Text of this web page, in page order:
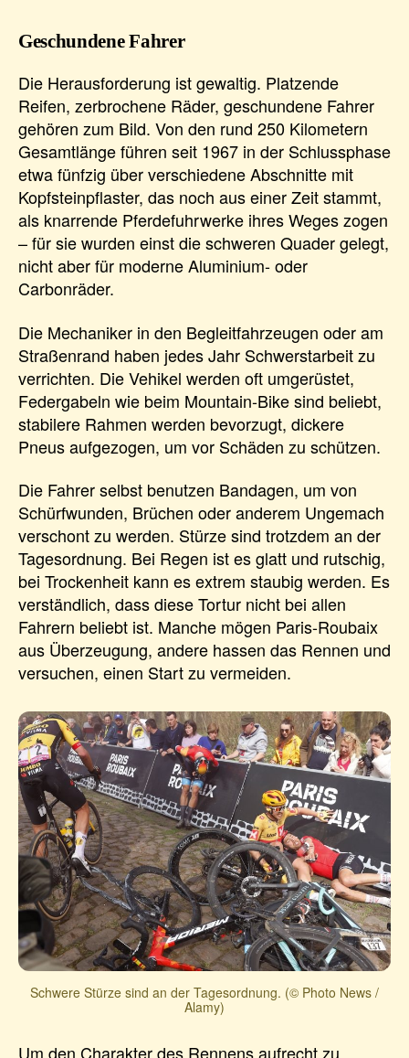
Geschundene Fahrer
Die Herausforderung ist gewaltig. Platzende
Reifen, zerbrochene Räder, geschundene Fahrer
gehören zum Bild. Von den rund 250 Kilometern
Gesamtlänge führen seit 1967 in der Schlussphase
etwa fünfzig über verschiedene Abschnitte mit
Kopfsteinpflaster, das noch aus einer Zeit stammt,
als knarrende Pferdefuhrwerke ihres Weges zogen
– für sie wurden einst die schweren Quader gelegt,
nicht aber für moderne Aluminium- oder
Carbonräder.
Die Mechaniker in den Begleitfahrzeugen oder am
Straßenrand haben jedes Jahr Schwerstarbeit zu
verrichten. Die Vehikel werden oft umgerüstet,
Federgabeln wie beim Mountain-Bike sind beliebt,
stabilere Rahmen werden bevorzugt, dickere
Pneus aufgezogen, um vor Schäden zu schützen.
Die Fahrer selbst benutzen Bandagen, um von
Schürfwunden, Brüchen oder anderem Ungemach
verschont zu werden. Stürze sind trotzdem an der
Tagesordnung. Bei Regen ist es glatt und rutschig,
bei Trockenheit kann es extrem staubig werden. Es
verständlich, dass diese Tortur nicht bei allen
Fahrern beliebt ist. Manche mögen Paris-Roubaix
aus Überzeugung, andere hassen das Rennen und
versuchen, einen Start zu vermeiden.
Schwere Stürze sind an der Tagesordnung. (© Photo News /
Alamy)
Um den Charakter des Rennens aufrecht zu